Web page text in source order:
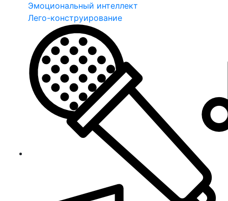
Эмоциональный интеллект
Лего-конструирование